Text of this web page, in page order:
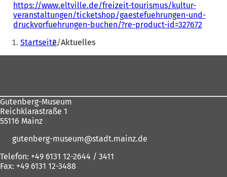
https://www.eltville.de/freizeit-tourismus/kultur-
veranstaltungen/ticketshop/gaestefuehrungen-und-
druckvorfuehrungen-buchen/?re-product-id=327672
f
Sie
befinden
Startseite Aktuelles
Gutenberg-Museum
Reichklarastraße 1
55116 Mainz
gutenberg-museum
stadt.mainz de
Telefon: +49 6131 12-2644 / 3411
Fax: +49 6131 12-3488